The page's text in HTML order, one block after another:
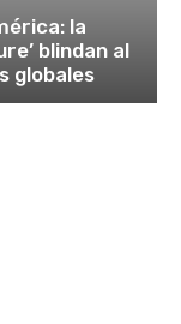
la
blindan al
globales